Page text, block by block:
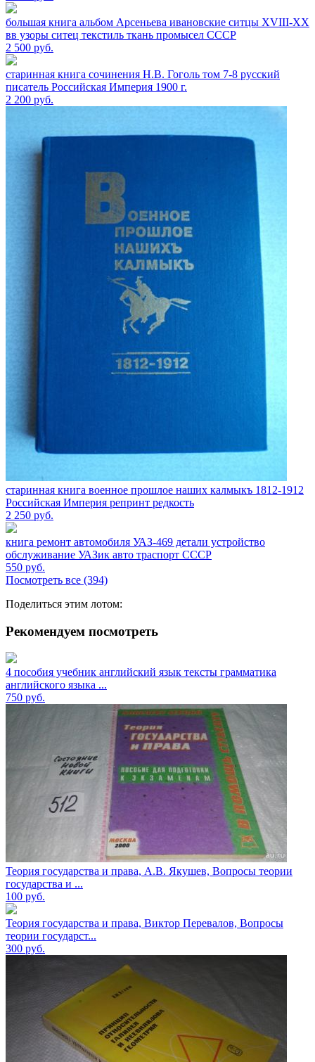
большая книга альбом Арсеньева ивановские ситцы XVIII-XX
вв узоры ситец текстиль ткань промысел СССР
2 500 руб.
старинная книга сочинения Н.В. Гоголь том 7-8 русский
писатель Российская Империя 1900 г.
2 200 руб.
старинная книга военное прошлое наших калмыкъ 1812-1912
Российская Империя репринт редкость
2 250 руб.
книга ремонт автомобиля УАЗ-469 детали устройство
обслуживание УАЗик авто траспорт СССР
550 руб.
Посмотреть все (394)
Поделиться этим лотом:
Рекомендуем посмотреть
4 пособия учебник английский язык тексты грамматика
английского языка ...
750 руб.
Теория государства и права, А.В. Якушев, Вопросы теории
государства и ...
100 руб.
Теория государства и права, Виктор Перевалов, Вопросы
теории государст...
300 руб.